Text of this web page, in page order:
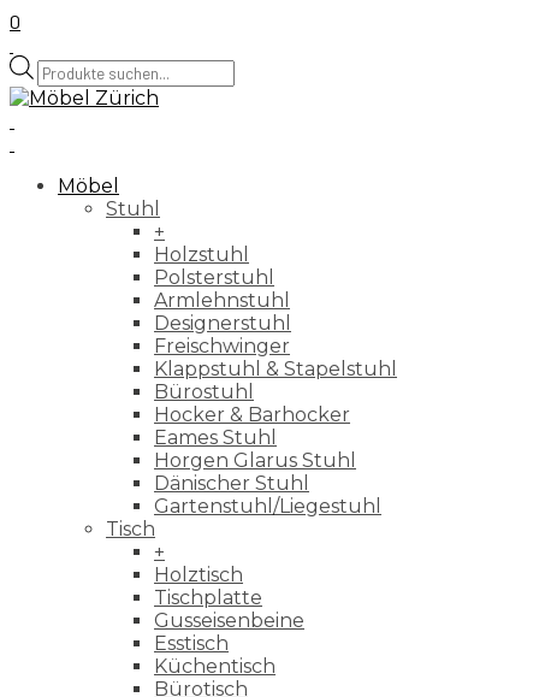
0
Products
search
Möbel
Stuhl
+
Holzstuhl
Polsterstuhl
Armlehnstuhl
Designerstuhl
Freischwinger
Klappstuhl & Stapelstuhl
Bürostuhl
Hocker & Barhocker
Eames Stuhl
Horgen Glarus Stuhl
Dänischer Stuhl
Gartenstuhl/Liegestuhl
Tisch
+
Holztisch
Tischplatte
Gusseisenbeine
Esstisch
Küchentisch
Bürotisch